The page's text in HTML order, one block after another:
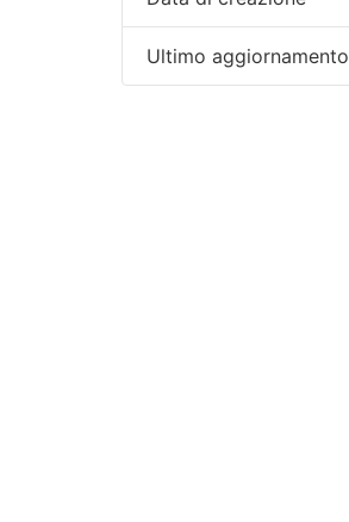
Ultimo aggiornamento